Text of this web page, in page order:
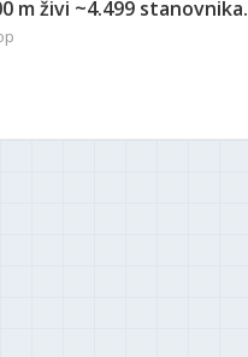
m živi ~4.499 stanovnika.